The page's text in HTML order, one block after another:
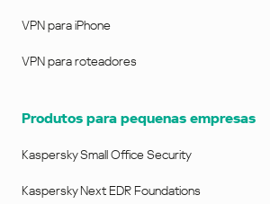
VPN para iPhone
VPN para roteadores
Produtos para pequenas empresas
Kaspersky Small Office Security
Kaspersky Next EDR Foundations